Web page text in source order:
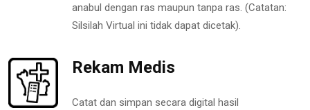
anabul dengan ras maupun tanpa ras. (Catatan:
Silsilah Virtual ini tidak dapat dicetak).
Rekam Medis
Catat dan simpan secara digital hasil